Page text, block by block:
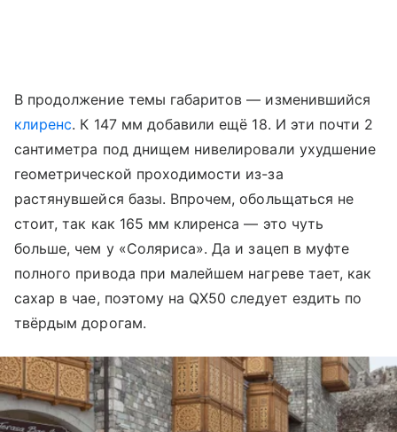
В продолжение темы габаритов — изменившийся
клиренс. К 147 мм добавили ещё 18. И эти почти 2
сантиметра под днищем нивелировали ухудшение
геометрической проходимости из-за
растянувшейся базы. Впрочем, обольщаться не
стоит, так как 165 мм клиренса — это чуть
больше, чем у «Соляриса». Да и зацеп в муфте
полного привода при малейшем нагреве тает, как
сахар в чае, поэтому на QX50 следует ездить по
твёрдым дорогам.